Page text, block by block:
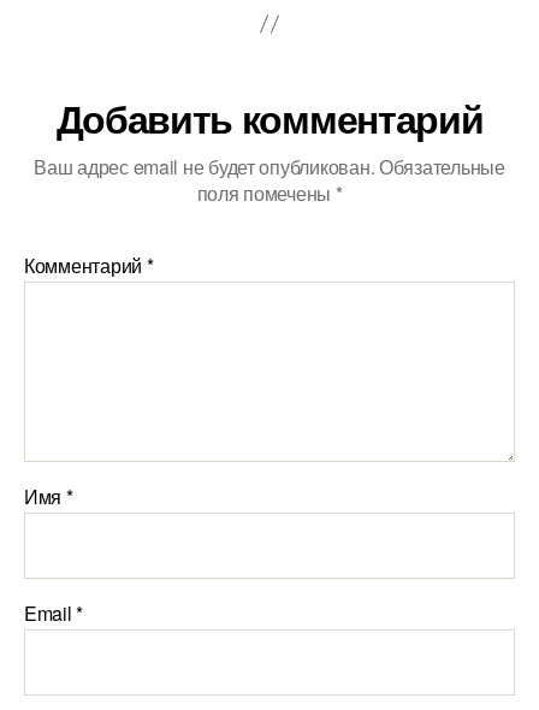
Добавить комментарий
Ваш адрес email не будет опубликован.Обязательные
поля помечены *
Комментарий *
Имя *
Email*